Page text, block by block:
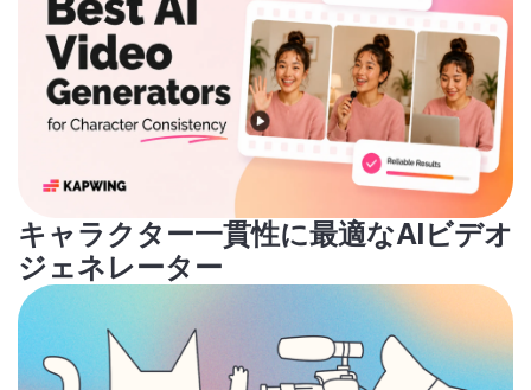
キャラクター一貫性に最適なAIビデオ
ジェネレーター